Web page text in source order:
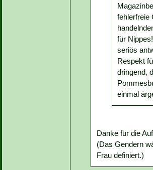
fehlerfreie
für
seriös
Respekt
dringend,
einmal
Danke für die
(Das Gendern
Frau definiert.)